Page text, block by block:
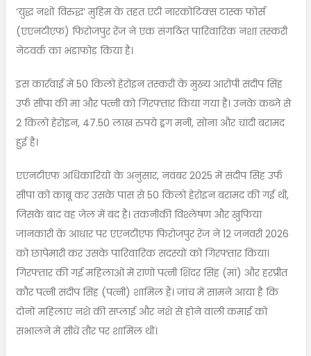
‘युद्ध नशों विरुद्ध’ मुहिम के तहत एंटी नारकोटिक्स टास्क फोर्स
(एएनटीएफ) फिरोजपुर रेंज ने एक संगठित पारिवारिक नशा तस्करी
नेटवर्क का भंडाफोड़ किया है।
इस कार्रवाई में 50 किलो हेरोइन तस्करी के मुख्य आरोपी संदीप सिंह
उर्फ सीपा की मां और पत्नी को गिरफ्तार किया गया है। उनके कब्जे से
2 किलो हेरोइन, 47.50 लाख रुपये ड्रग मनी, सोना और चांदी बरामद
हुई है।
एएनटीएफ अधिकारियों के अनुसार, नवंबर 2025 में संदीप सिंह उर्फ
सीपा को काबू कर उसके पास से 50 किलो हेरोइन बरामद की गई थी,
जिसके बाद वह जेल में बंद है। तकनीकी विश्लेषण और खुफिया
जानकारी के आधार पर एएनटीएफ फिरोजपुर रेंज ने 12 जनवरी 2026
को छापेमारी कर उसके पारिवारिक सदस्यों को गिरफ्तार किया।
गिरफ्तार की गई महिलाओं में राणो पत्नी शिंदर सिंह (मां) और हरप्रीत
कौर पत्नी संदीप सिंह (पत्नी) शामिल हैं। जांच में सामने आया है कि
दोनों महिलाएं नशे की सप्लाई और नशे से होने वाली कमाई को
संभालने में सीधे तौर पर शामिल थीं।